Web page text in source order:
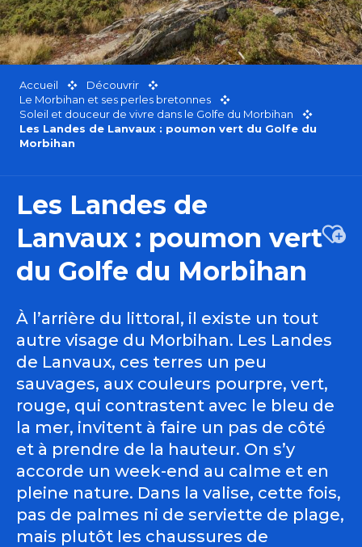
Accueil
Découvrir
Le Morbihan et ses perles bretonnes
Soleil et douceur de vivre dans le Golfe du Morbihan
Les Landes de Lanvaux : poumon vert du Golfe du
Morbihan
Les Landes de
Lanvaux : poumon vert
du Golfe du Morbihan
À l’arrière du littoral, il existe un tout
autre visage du Morbihan. Les Landes
de Lanvaux, ces terres un peu
sauvages, aux couleurs pourpre, vert,
rouge, qui contrastent avec le bleu de
la mer, invitent à faire un pas de côté
et à prendre de la hauteur. On s’y
accorde un week-end au calme et en
pleine nature. Dans la valise, cette fois,
pas de palmes ni de serviette de plage,
mais plutôt les chaussures de